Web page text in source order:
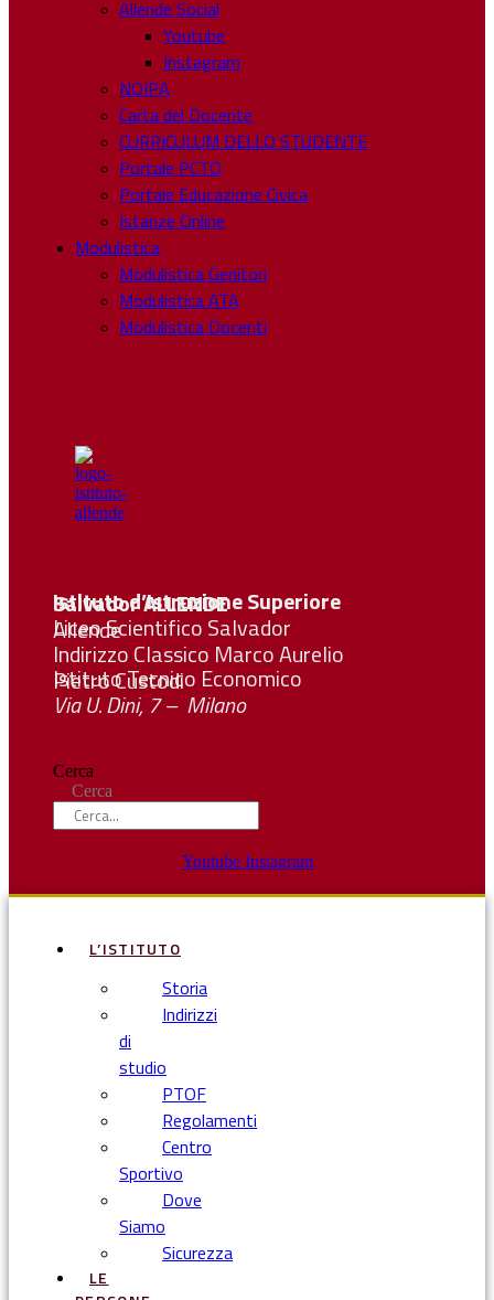
Allende Social
Youtube
Instagram
NOIPA
Carta del Docente
CURRICULUM DELLO STUDENTE
Portale PCTO
Portale Educazione Civica
Istanze Online
Modulistica
Modulistica Genitori
Modulistica ATA
Modulistica Docenti
Istituto d’Istruzione Superiore SalvadorALLENDE
Liceo Scientifico Salvador Allende
Indirizzo Classico Marco Aurelio
Istituto Tecnico Economico Pietro Custodi
Via U. Dini, 7 – Milano
Cerca
Cerca
Youtube Instagram
L’ISTITUTO
Storia
Indirizzi
di
studio
PTOF
Regolamenti
Centro
Sportivo
Dove
Siamo
Sicurezza
LE